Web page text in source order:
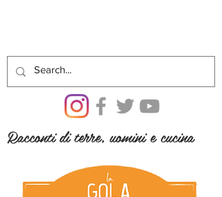
Racconti di terre, uomini e cucina